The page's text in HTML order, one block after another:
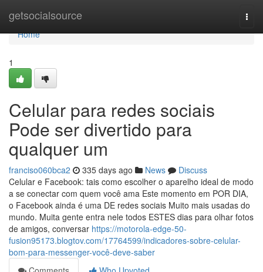
getsocialsource
Home
Home
1
Celular para redes sociais
Pode ser divertido para
qualquer um
franciso060bca2 335 days ago News
Discuss
Celular e Facebook: tais como escolher o aparelho ideal de modo
a se conectar com quem você ama Este momento em POR DIA,
o Facebook ainda é uma DE redes sociais Muito mais usadas do
mundo. Muita gente entra nele todos ESTES dias para olhar fotos
de amigos, conversar https://motorola-edge-50-
fusion95173.blogtov.com/17764599/indicadores-sobre-celular-
bom-para-messenger-você-deve-saber